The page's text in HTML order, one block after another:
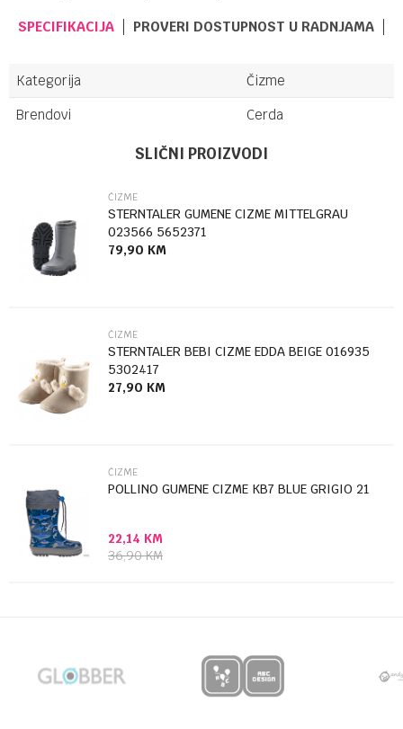
SPECIFIKACIJA PROVERI DOSTUPNOST U RADNJAMA
Kategorija
Čizme
Brendovi
Cerda
Poruka
Anti-spam zaštita - izračunajte koliko je 4 + 1 :
SLIČNI PROIZVODI
ČIZME
STERNTALER GUMENE CIZME MITTELGRAU
023566 5652371
79,90 KM
ČIZME
STERNTALER BEBI CIZME EDDA BEIGE 016935
5302417
27,90 KM
ČIZME
POLLINO GUMENE CIZME KB7 BLUE GRIGIO 21
22,14 KM
36,90KM